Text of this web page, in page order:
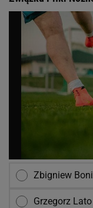
Zbigniew
Grzegorz Lato